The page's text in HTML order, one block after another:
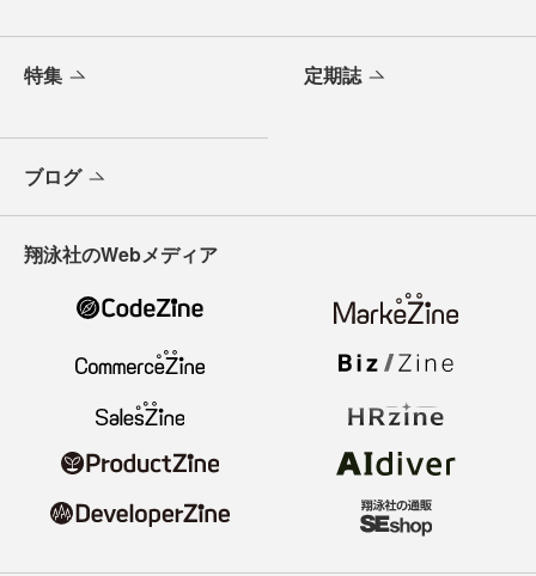
特集 定期誌
ブログ
翔泳社のWebメディア